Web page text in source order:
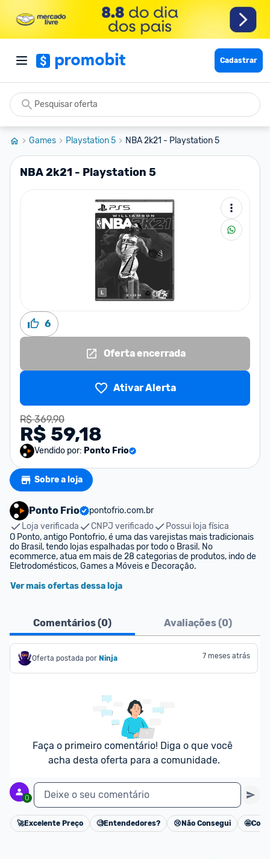
Cadastrar
Games Playstation 5 NBA 2k21 - Playstation 5
NBA 2k21 - Playstation 5
6
Oferta encerrada
Ativar Alerta
R$ 369,90
R$ 59,18
Vendido por: Ponto Frio
Sobre a loja
Ponto Frio
pontofrio.com.br
Loja verificada
CNPJ verificado
Possui loja física
O Ponto, antigo Pontofrio, é uma das varejistas mais tradicionais
do Brasil, tendo lojas espalhadas por todo o Brasil. No
ecommerce, atua em mais de 28 categorias de produtos, indo de
Eletrodomésticos, Games a Móveis e Decoração.
Ver mais ofertas dessa loja
Comentários (0) Avaliações (0)
Oferta postada por Ninja 7 meses atrás
Faça o primeiro comentário! Diga o que você
acha desta oferta para a comunidade.
0 Deixe o seu comentário
Cancelar
🚀Excelente Preço 🧐Entendedores? 😢 Não Consegui 🤩